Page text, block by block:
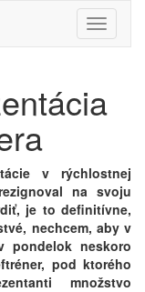
Toggle
v rýchlostnej
na svoju
je to definitívne,
nechcem, aby v
pondelok neskoro
pod ktorého
množstvo